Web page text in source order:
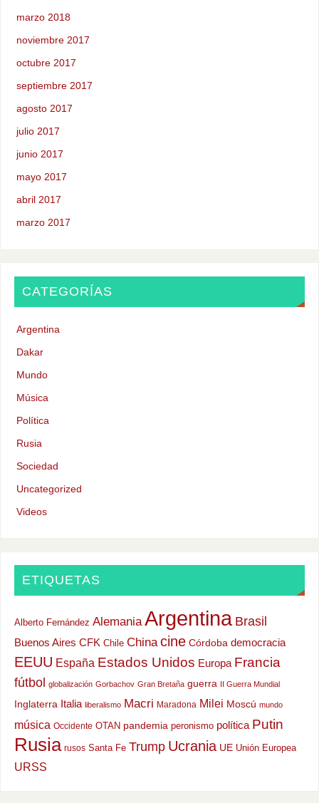
marzo 2018
noviembre 2017
octubre 2017
septiembre 2017
agosto 2017
julio 2017
junio 2017
mayo 2017
abril 2017
marzo 2017
CATEGORÍAS
Argentina
Dakar
Mundo
Música
Política
Rusia
Sociedad
Uncategorized
Videos
ETIQUETAS
Alberto Fernández Alemania Argentina Brasil
Buenos Aires CFK Chile China cine Córdoba democracia
EEUU España Estados Unidos Europa Francia
fútbol globalización Gorbachov Gran Bretaña guerra II Guerra Mundial
Inglaterra Italia liberalismo Macri Maradona Milei Moscú mundo
música Occidente OTAN pandemia peronismo política Putin
Rusia rusos Santa Fe Trump Ucrania UE Unión Europea
URSS